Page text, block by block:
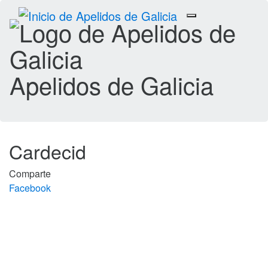
Toggle
navigation
Apelidos de Galicia
Cardecid
Comparte
Facebook